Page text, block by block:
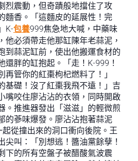
烈震動，但奇蹟般地擋住了攻
麵香。「這麵皮的延展性！完
K-包養999焦急地大喊，中藥味
他必須帶走他那缸陳年老蒜泥，
到蒜泥缸前，使出他搬運食材的
還胖的缸抱起。「走！K-999！
再管你的紅棗枸杞燃料了！」
基礎！沒了紅棗我飛不遠！」吉
嘴咬住廖沾沾的衣領，同時開啟
。推進器發出「滋滋」的輕微煎
的蔘味爆發。廖沾沾抱著蒜泥
從撞出來的洞口衝向後院。王
尖叫：「別想逃！醬油黨餘孽！
下的所有空盤子被醋酸氣波震